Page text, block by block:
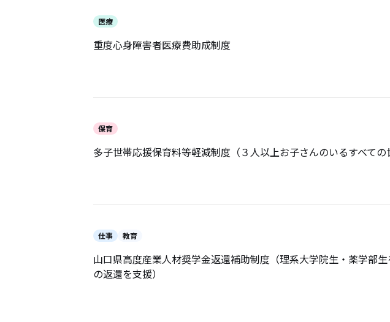
医療
重度心身障害者医療費助成制度
保育
多子世帯応援保育料等軽減制度（３人以上お子さんのいるすべて
仕事 教育
山口県高度産業人材奨学金返還補助制度（理系大学院生・薬学部
の返還を支援）